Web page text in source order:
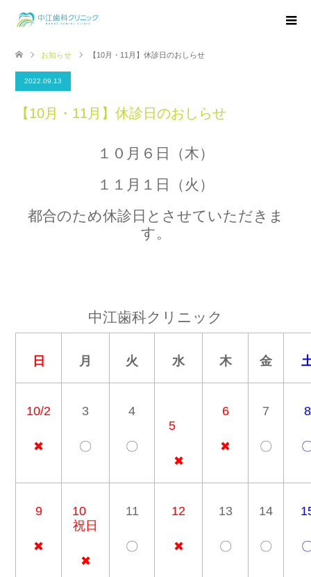
お知らせ 【10月・11月】休診日のおしらせ
2022.09.13
【10月・11月】休診日のおしらせ
１０月６日（木）
１１月１日（火）
都合のため休診日とさせていただきま
す。
中江歯科クリニック
日 月 火 水 木 金
10/2
✖
3
〇
4
〇
5
✖
6
✖
7
〇
8
9
✖
10
祝日
✖
11
〇
12
✖
13
〇
14
〇